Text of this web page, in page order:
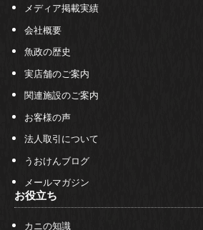
メディア掲載実績
会社概要
魚政の歴史
実店舗のご案内
関連施設のご案内
お客様の声
法人取引について
うおけんブログ
メールマガジン
お役立ち
カニの知識